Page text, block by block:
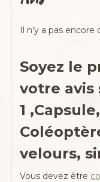
Il n’y a pas encore
Soyez le
votre avis
1
velours,
Vous devez être